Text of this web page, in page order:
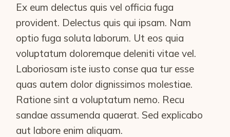
Ex eum delectus quis vel officia fuga
provident. Delectus quis qui ipsam. Nam
optio fuga soluta laborum. Ut eos quia
voluptatum doloremque deleniti vitae vel.
Laboriosam iste iusto conse qua tur esse
quas autem dolor dignissimos molestiae.
Ratione sint a voluptatum nemo. Recu
sandae assumenda quaerat. Sed explicabo
aut labore enim aliquam.